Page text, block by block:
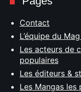
Contact
L’équipe du
Les acteurs de
populaires
Les éditeurs &
Les Mangas les